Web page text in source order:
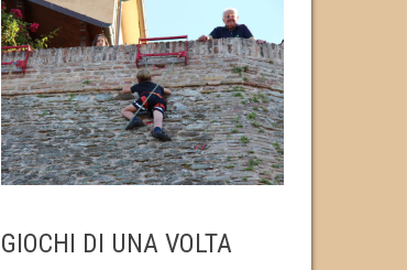
GIOCHI DI UNA VOLTA